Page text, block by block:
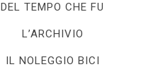
DEL TEMPO CHE FU
L’ARCHIVIO
IL NOLEGGIO BICI